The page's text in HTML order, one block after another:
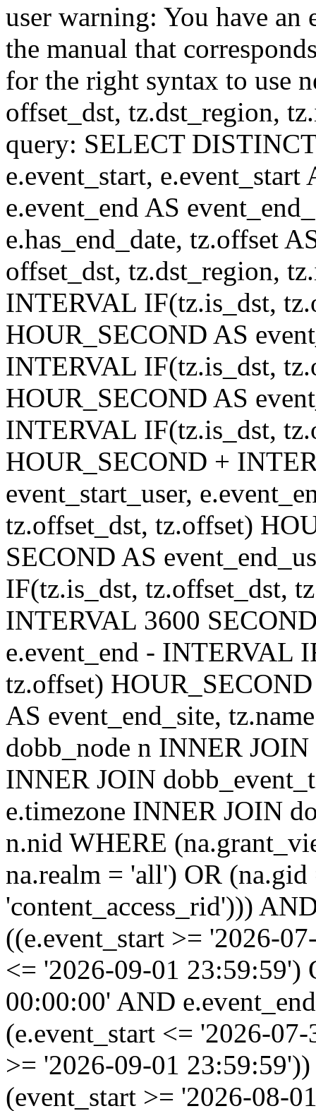
user warning: You have
the manual that
for the right syntax to use
offset_dst, tz.dst_region,
query: SELECT
e.event_start,
e.event_end AS
e.has_end_date, tz.offset
offset_dst, tz.dst_region,
INTERVAL IF(tz.is_dst,
HOUR_SECOND AS
INTERVAL IF(tz.is_dst,
HOUR_SECOND AS
INTERVAL IF(tz.is_dst,
HOUR_SECOND +
event_start_user,
tz.offset_dst, tz.offset)
SECOND AS
IF(tz.is_dst, tz.offset_dst,
INTERVAL 3600
e.event_end - INTERVAL
tz.offset)
AS event_end_site,
dobb_node n INNER
INNER JOIN
e.timezone INNER JOIN
n.nid WHERE
na.realm = 'all') OR
'content_access_rid')))
((e.event_start >= '2026-
<= '2026-09-01 23:59:59')
00:00:00' AND
(e.event_start <= '2026-
>= '2026-09-01
(event_start >= '2026-08-